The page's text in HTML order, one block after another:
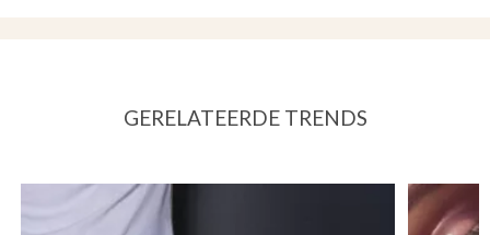
GERELATEERDE TRENDS